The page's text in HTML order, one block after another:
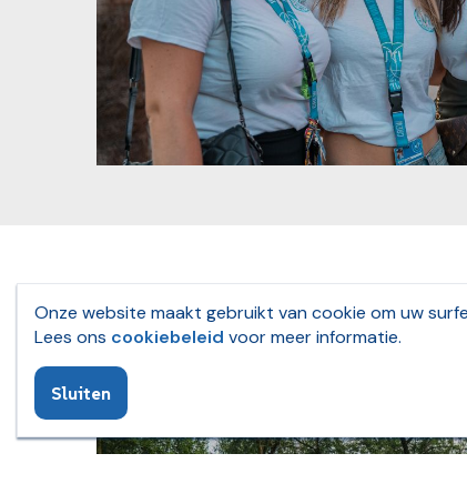
Onze website maakt gebruikt van cookie om uw
Lees ons cookiebeleid voor meer informatie.
Sluiten